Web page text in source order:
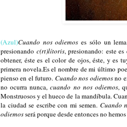
(Azul)Cuando nos odiemos es sólo un
presionando c(rt)lítoris, presionando: este
obtener, éste es el color de ojos, éste, y es
primera novela.Es el nombre de mi último
pienso en el futuro. Cuando nos odiemosno
no ocurra nunca,cuando no nos odiemos,
Monstruosos y el hueco de la mandíbula.
la ciudad se escribe con mi semen. Cuando
odiemosserá porque desde entonces no